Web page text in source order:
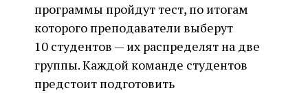
программы пройдут тест, по итогам
которого преподаватели выберут
10 студентов — их распределят на две
группы. Каждой команде студентов
предстоит подготовить